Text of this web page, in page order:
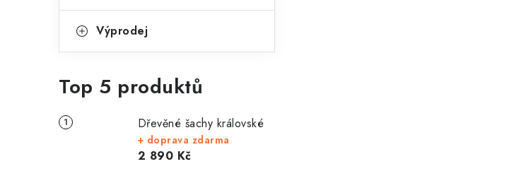
Výprodej
Top 5 produktů
Dřevěné šachy královské
+ doprava zdarma
2 890 Kč